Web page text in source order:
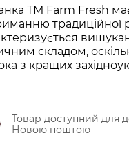
ТМ Farm Fresh
складом,
з кращих
Товар доступний для
Новою поштою